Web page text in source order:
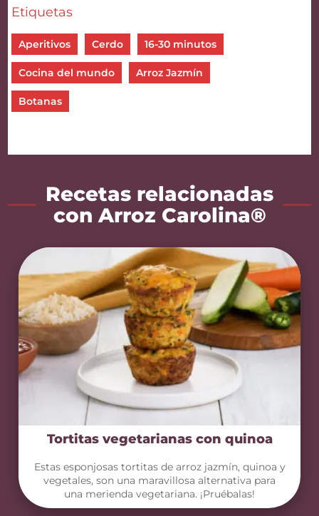
Etiquetas
Aperitivos Cerdo 16-30 minutos
Cocina del mundo Arroz Jazmín
Botanas
Recetas relacionadas
con Arroz Carolina®
Tortitas vegetarianas con quinoa
Estas esponjosas tortitas de arroz jazmín, quinoa y
vegetales, son una maravillosa alternativa para
una merienda vegetariana. ¡Pruébalas!